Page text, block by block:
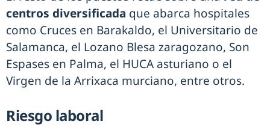
centros diversificada que abarca hospitales
como Cruces en Barakaldo, el Universitario de
Salamanca, el Lozano Blesa zaragozano, Son
Espases en Palma, el HUCA asturiano o el
Virgen de la Arrixaca murciano, entre otros.
Riesgo laboral